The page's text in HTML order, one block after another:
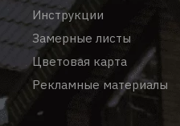
Инструкции
Замерные листы
Цветовая карта
Рекламные материалы